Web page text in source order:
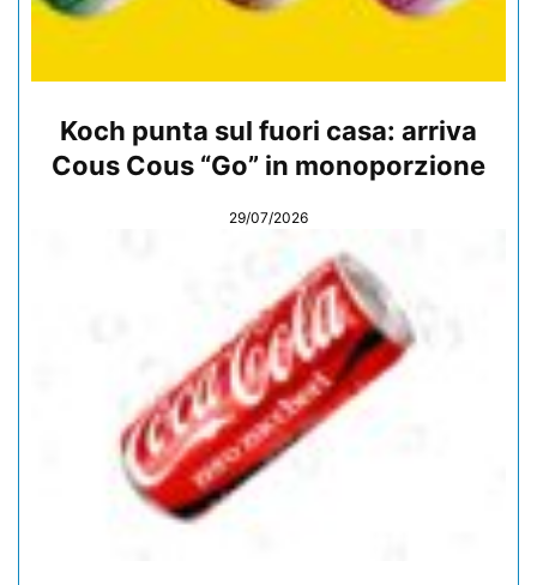
Koch punta sul fuori casa: arriva
Cous Cous “Go” in monoporzione
29/07/2026